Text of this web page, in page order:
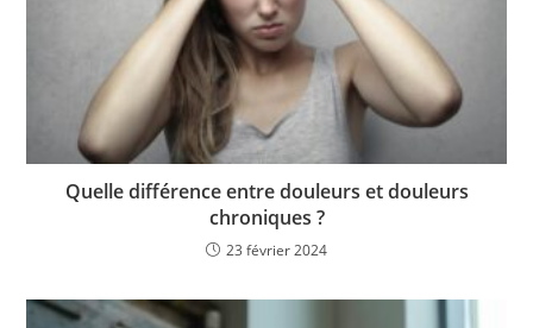
Quelle différence entre douleurs et douleurs
chroniques ?
23 février 2024